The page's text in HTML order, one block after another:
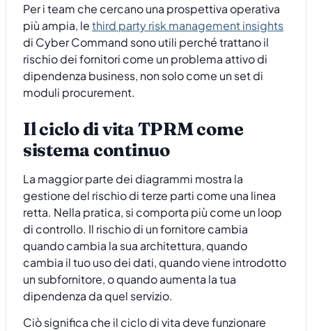
Per i team che cercano una prospettiva operativa
più ampia, lethird party risk management insights
di Cyber Command sono utili perché trattano il
rischio dei fornitori come un problema attivo di
dipendenza business, non solo come un set di
moduli procurement.
Il ciclo di vita TPRM come
sistema continuo
La maggior parte dei diagrammi mostra la
gestione del rischio di terze parti come una linea
retta. Nella pratica, si comporta più come un loop
di controllo. Il rischio di un fornitore cambia
quando cambia la sua architettura, quando
cambia il tuo uso dei dati, quando viene introdotto
un subfornitore, o quando aumenta la tua
dipendenza da quel servizio.
Ciò significa che il ciclo di vita deve funzionare